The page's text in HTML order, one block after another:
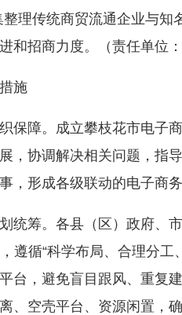
整理传统商贸流通企业与
和招商力度。（责任单位
施
障。成立攀枝花市电子商
，协调解决相关问题，指
，形成各级联动的电子商
筹。各县（区）政府、市
遵循“科学布局、合理分
台，避免盲目跟风、重复
、空壳平台、资源闲置，